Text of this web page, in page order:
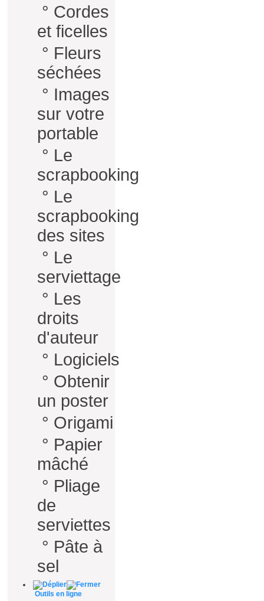
° Cordes
et ficelles
° Fleurs
séchées
° Images
sur votre
portable
° Le
scrapbooking
° Le
scrapbooking
des sites
° Le
serviettage
° Les
droits
d'auteur
° Logiciels
° Obtenir
un poster
° Origami
° Papier
mâché
° Pliage
de
serviettes
° Pâte à
sel
Outils en ligne